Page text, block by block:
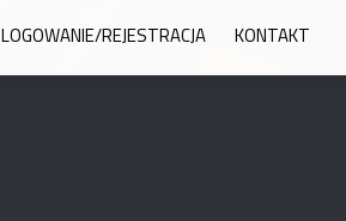
LOGOWANIE/REJESTRACJA KONTAKT